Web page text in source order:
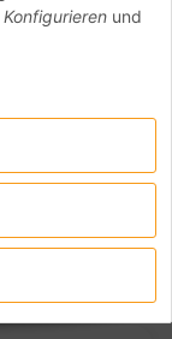
Konfigurieren und